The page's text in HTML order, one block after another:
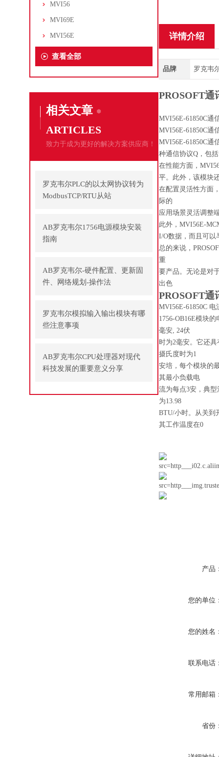
MVI56
MVI69E
MVI56E
查看全部
相关文章
ARTICLES
致力于成为更好的解决方案供应商！
罗克韦尔PLC的以太网协议转为
ModbusTCP/RTU从站
AB罗克韦尔1756电源模块安装
指南
AB罗克韦尔-硬件配置、更新固
件、网络规划-操作法
罗克韦尔模拟输入输出模块有哪
些注意事项
AB罗克韦尔CPU处理器对现代
科技发展的重要意义分享
详情介绍
品牌 罗克韦
PROSOFT通
MVI56E-61850C通
MVI56E-61850C通
MVI56E-61850C通
种通信协议Q，包
在性能方面，
平。此外，该模块
在配置灵活性方面
际的
应用场景灵活调整
此外，MVI56E-
I/O数据，而且可以
总的来说，
重
要产品。无论是对
出色
PROSOFT通
MVI56E-61850C
1756-OB16E模块
毫安, 24伏
时为2毫安。它还
摄氏度时为1
安培，每个模块的
其最小负载电
流为每点3安，典
为13.98
BTU/小时。从关到
其工作温度在0
产品
您的单位
您的姓名
联系电话
常用邮箱
省份